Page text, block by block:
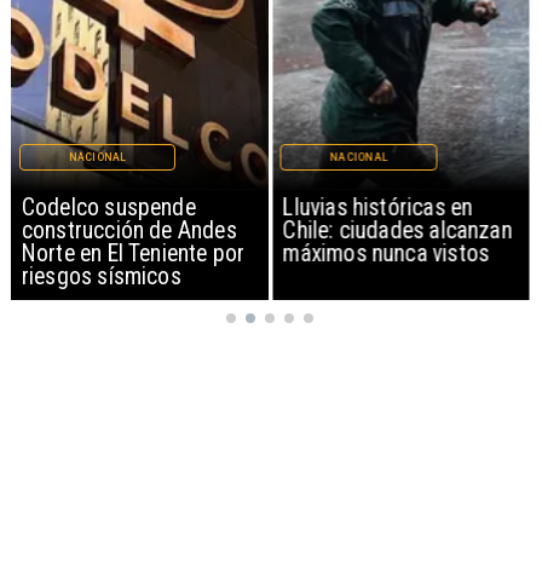
Codelco suspende
construcción de Andes
Norte en El Teniente por
riesgos sísmicos
NACIONAL
Lluvias históricas en
Chile: ciudades alcanzan
máximos nunca vistos
NACIONAL